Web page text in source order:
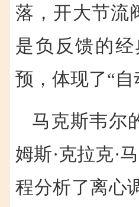
落，开大节流
是负反馈的
预，体现了“
马克斯韦尔
姆斯·克拉克·
程分析了离心